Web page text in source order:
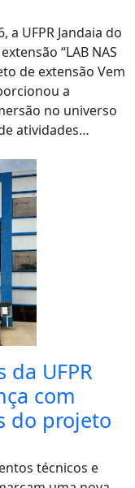
a UFPR Jandaia do
“LAB NAS
de extensão Vem
a
no universo
atividades…
UFPR
com
do projeto
técnicos e